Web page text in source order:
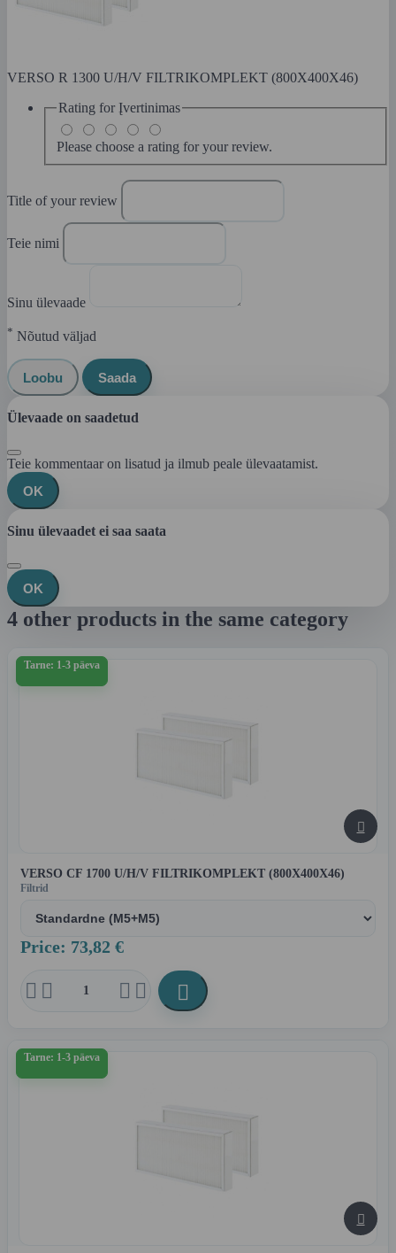
VERSO R 1300 U/H/V FILTRIKOMPLEKT (800X400X46)
Rating for Įvertinimas
Please choose a rating for your review.
Title of your review
Teie nimi
Sinu ülevaade
* Nõutud väljad
Loobu Saada
Ülevaade on saadetud
Teie kommentaar on lisatud ja ilmub peale ülevaatamist.
OK
Sinu ülevaadet ei saa saata
OK
4 other products in the same category
Tarne: 1-3 päeva

VERSO CF 1700 U/H/V FILTRIKOMPLEKT (800X400X46)
Filtrid
Price: 73,82 €
    
Tarne: 1-3 päeva
